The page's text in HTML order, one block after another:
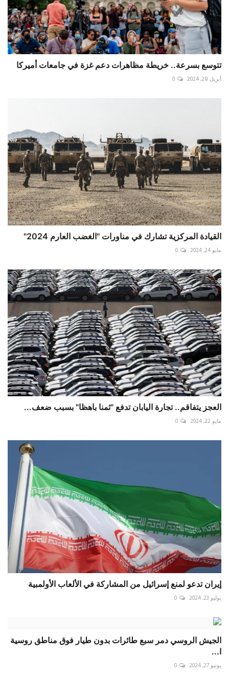
تتوسع بسرعة.. خريطة مظاهرات دعم غزة في جامعات أميركا
أبريل 28, 2024 0
القيادة المركزية تشارك في مناورات "الغضب العارم 2024"
مايو 24, 2024 0
العجز يتفاقم.. تجارة اليابان تدفع "ثمنا باهظا" بسبب ضعف...
مايو 22, 2024 0
إيران تدعو لمنع إسرائيل من المشاركة في الألعاب الأولمبية
يوليو 23, 2024 0
الجيش الروسي دمر سبع طائرات بدون طيار فوق مناطق روسية
ا...
يونيو 27, 2024 0